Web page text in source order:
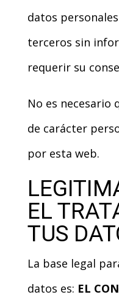
datos
terceros sin
requerir su
No es necesario
de carácter
por esta web.
EL
TUS
La base legal
datos es: EL